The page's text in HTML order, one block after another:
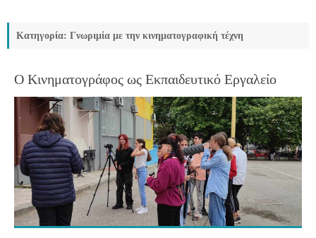
Κατηγορία: Γνωριμία με την κινηματογραφική τέχνη
Ο Κινηματογράφος ως Εκπαιδευτικό Εργαλείο